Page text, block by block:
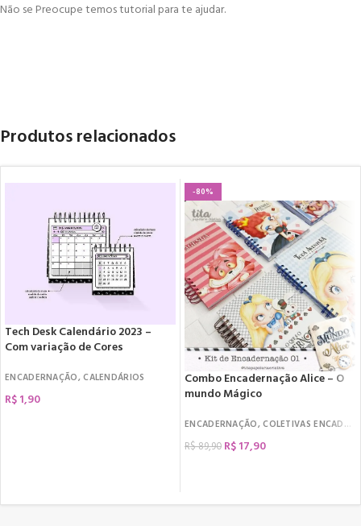
Não se Preocupe temos tutorial para te ajudar.
Produtos relacionados
Tech Desk Calendário 2023 –
Com variação de Cores
ENCADERNAÇÃO,CALENDÁRIOS
R$1,90
-80%
Combo Encadernação Alice – O
mundo Mágico
ENCADERNAÇÃO,COLETIVAS ENCADERNAÇÃO
R$89,90 R$17,90